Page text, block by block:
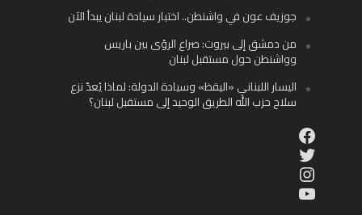
جوزيف عون في واشنطن.. اختبار سيادة لبنان يبدأ الآن
من دمشق إلى بيروت: صراع الرؤى بين باريس
وواشنطن حول مستقبل لبنان
اليسار اللبناني «اليقظ» وسيادة الدولة: لماذا يُعدّ نزع
سلاح حزب الله الطريق الوحيد إلى مستقبل لبنان؟
Facebook
Twitter
Instagram
YouTube